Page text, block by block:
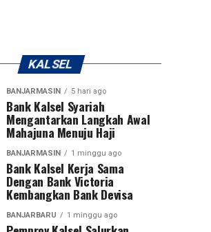
KALSEL
BANJARMASIN 5 hari ago
Bank Kalsel Syariah
Mengantarkan Langkah Awal
Mahajuna Menuju Haji
BANJARMASIN 1 minggu ago
Bank Kalsel Kerja Sama
Dengan Bank Victoria
Kembangkan Bank Devisa
BANJARBARU 1 minggu ago